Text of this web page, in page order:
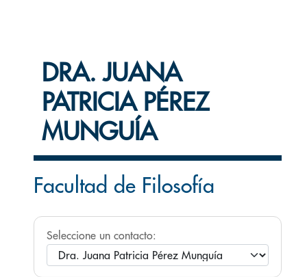
DRA. JUANA
PATRICIA PÉREZ
MUNGUÍA
Facultad de Filosofía
Seleccione un contacto: